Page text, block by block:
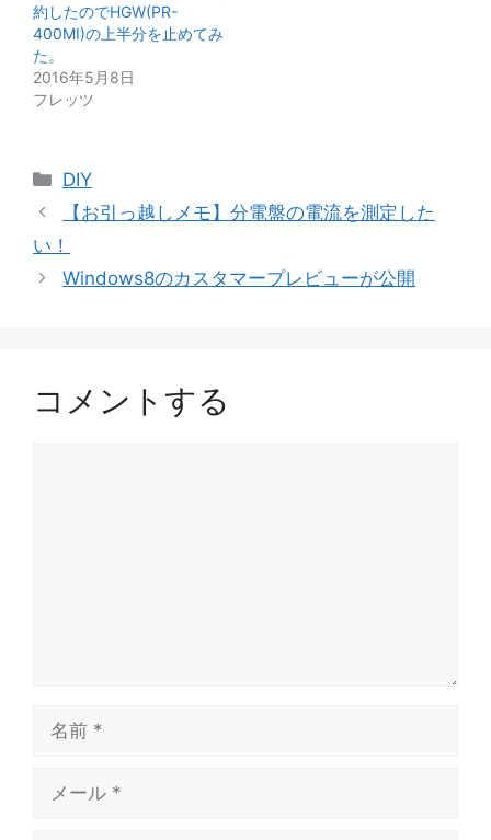
約したのでHGW(PR-
400MI)の上半分を止めてみ
た。
2016年5月8日
フレッツ
カ
テ
リ
ー
DIY
【お引っ越しメモ】分電盤の電流を測定した
い！
Windows8のカスタマープレビューが公開
コメントする